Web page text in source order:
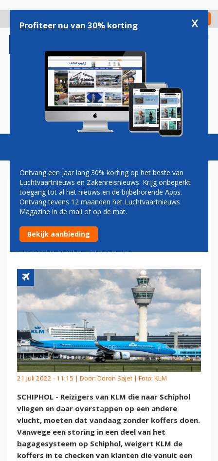
gaan
Check in
Magazine Podcasts Vacatures
STORING BIJ
BAGAGESYSTEEM SCHIPHOL:
KLM ROEPT OP OM KOFFERS
ACHTER TE LATEN
21 juli 2022 - 11:15 | Door: Doron Sajet | Foto: KLM
SCHIPHOL - Reizigers van KLM die naar Schiphol
vliegen en daar overstappen op een andere
vlucht, moeten dat vandaag zonder koffers doen.
Vanwege een storing in een deel van het
bagagesysteem op Schiphol, weigert KLM de
koffers in te checken van klanten die vanuit een
Profiteer nu van 30% korting x
Ontvang een jaar lang 30% korting op het beste van
Luchtvaartnieuws en Zakenreisnieuws. Krijg onbeperkt
toegang tot al het nieuws en de bijbehorende Apps.
Ontvang tevens 12 maanden het Luchtvaartnieuws
Magazine in de mail of op de mat.
Bekijk aanbieding